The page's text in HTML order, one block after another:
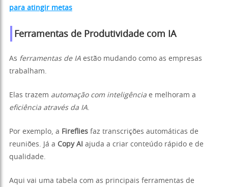
para atingir metas
Ferramentas de Produtividade com IA
As ferramentas de IA estão mudando como as empresas
trabalham.
Elas trazem automação com inteligência e melhoram a
eficiência através da IA.
Por exemplo, a Fireflies faz transcrições automáticas de
reuniões. Já a Copy AI ajuda a criar conteúdo rápido e de
qualidade.
Aqui vai uma tabela com as principais ferramentas de